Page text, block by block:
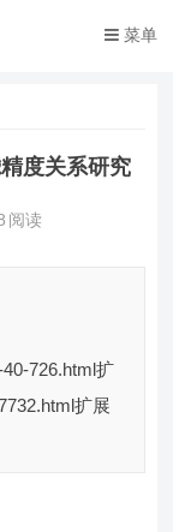
菜单
度关系研究
阅读
726.html扩
扩展